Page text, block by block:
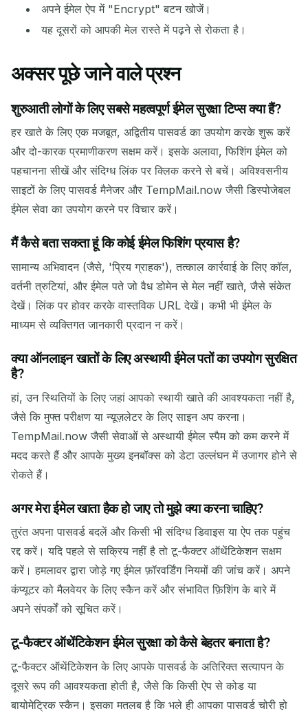
अपने ईमेल ऐप में "Encrypt" बटन खोजें।
यह दूसरों को आपकी मेल रास्ते में पढ़ने से रोकता है।
अक्सर पूछे जाने वाले प्रश्न
शुरुआती लोगों के लिए सबसे महत्वपूर्ण ईमेल सुरक्षा टिप्स क्या हैं?
हर खाते के लिए एक मजबूत, अद्वितीय पासवर्ड का उपयोग करके शुरू करें
और दो-कारक प्रमाणीकरण सक्षम करें। इसके अलावा, फिशिंग ईमेल को
पहचानना सीखें और संदिग्ध लिंक पर क्लिक करने से बचें। अविश्वसनीय
साइटों के लिए पासवर्ड मैनेजर और TempMail.now जैसी डिस्पोजेबल
ईमेल सेवा का उपयोग करने पर विचार करें।
मैं कैसे बता सकता हूं कि कोई ईमेल फिशिंग प्रयास है?
सामान्य अभिवादन (जैसे, 'प्रिय ग्राहक'), तत्काल कार्रवाई के लिए कॉल,
वर्तनी त्रुटियां, और ईमेल पते जो वैध डोमेन से मेल नहीं खाते, जैसे संकेत
देखें। लिंक पर होवर करके वास्तविक URL देखें। कभी भी ईमेल के
माध्यम से व्यक्तिगत जानकारी प्रदान न करें।
क्या ऑनलाइन खातों के लिए अस्थायी ईमेल पतों का उपयोग सुरक्षित
है?
हां, उन स्थितियों के लिए जहां आपको स्थायी खाते की आवश्यकता नहीं है,
जैसे कि मुफ्त परीक्षण या न्यूज़लेटर के लिए साइन अप करना।
TempMail.now जैसी सेवाओं से अस्थायी ईमेल स्पैम को कम करने में
मदद करते हैं और आपके मुख्य इनबॉक्स को डेटा उल्लंघन में उजागर होने से
रोकते हैं।
अगर मेरा ईमेल खाता हैक हो जाए तो मुझे क्या करना चाहिए?
तुरंत अपना पासवर्ड बदलें और किसी भी संदिग्ध डिवाइस या ऐप तक पहुंच
रद्द करें। यदि पहले से सक्रिय नहीं है तो टू-फैक्टर ऑथेंटिकेशन सक्षम
करें। हमलावर द्वारा जोड़े गए ईमेल फ़ॉरवर्डिंग नियमों की जांच करें। अपने
कंप्यूटर को मैलवेयर के लिए स्कैन करें और संभावित फ़िशिंग के बारे में
अपने संपर्कों को सूचित करें।
टू-फैक्टर ऑथेंटिकेशन ईमेल सुरक्षा को कैसे बेहतर बनाता है?
टू-फैक्टर ऑथेंटिकेशन के लिए आपके पासवर्ड के अतिरिक्त सत्यापन के
दूसरे रूप की आवश्यकता होती है, जैसे कि किसी ऐप से कोड या
बायोमेट्रिक स्कैन। इसका मतलब है कि भले ही आपका पासवर्ड चोरी हो